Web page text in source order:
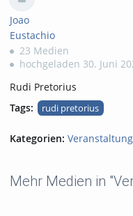
Joao
Eustachio
23 Medien
hochgeladen 30. Juni
Rudi Pretorius
Tags:
rudi pretorius
Kategorien:
Mehr Medien in